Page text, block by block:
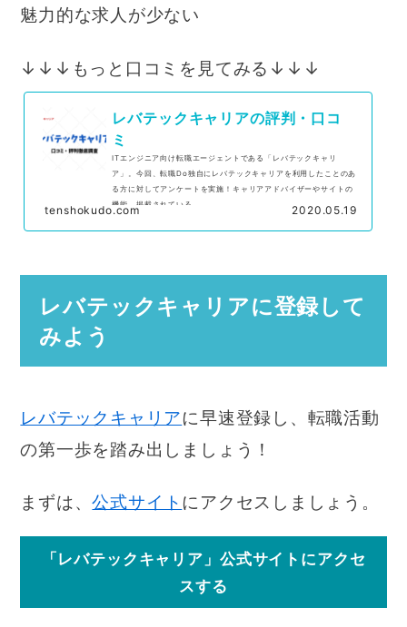
魅力的な求人が少ない
↓↓↓もっと口コミを見てみる↓↓↓
レバテックキャリアの評判・口コ
ミ
ITエンジニア向け転職エージェントである「レバテックキャリ
ア」。今回、転職Do独自にレバテックキャリアを利用したことのあ
る方に対してアンケートを実施！キャリアアドバイザーやサイトの
機能、掲載されている...
tenshokudo.com 2020.05.19
レバテックキャリアに登録して
みよう
レバテックキャリアに早速登録し、転職活動
の第一歩を踏み出しましょう！
まずは、公式サイト にアクセスしましょう。
「レバテックキャリア」公式サイトにアクセ
スする